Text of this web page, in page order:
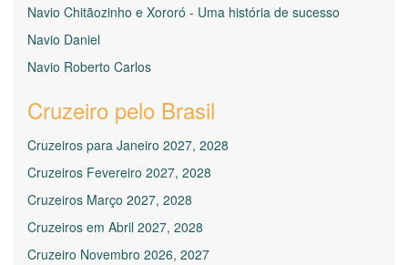
Navio Chitãozinho e Xororó - Uma história de sucesso
Navio Daniel
Navio Roberto Carlos
Cruzeiro pelo Brasil
Cruzeiros para Janeiro 2027, 2028
Cruzeiros Fevereiro 2027, 2028
Cruzeiros Março 2027, 2028
Cruzeiros em Abril 2027, 2028
Cruzeiro Novembro 2026, 2027